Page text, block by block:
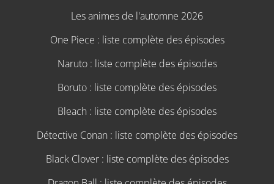
Les animes de l'automne 2026
One Piece : liste complète des épisodes
Naruto : liste complète des épisodes
Boruto : liste complète des épisodes
Bleach : liste complète des épisodes
Détective Conan : liste complète des épisodes
Black Clover : liste complète des épisodes